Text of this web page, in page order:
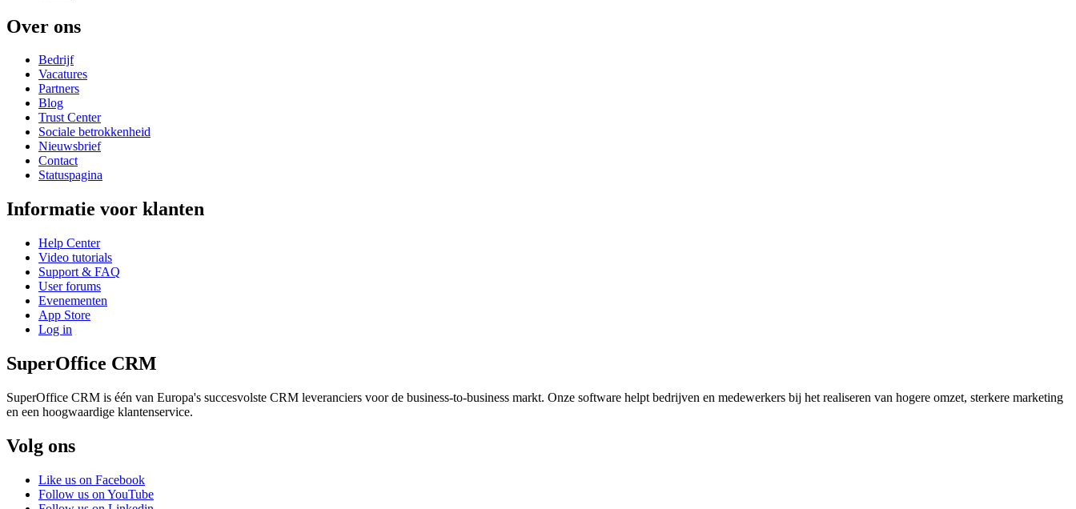
Over ons
Bedrijf
Vacatures
Partners
Blog
Trust Center
Sociale betrokkenheid
Nieuwsbrief
Contact
Statuspagina
Informatie voor klanten
Help Center
Video tutorials
Support & FAQ
User forums
Evenementen
App Store
Log in
SuperOffice CRM
SuperOffice CRM is één van Europa's succesvolste CRM leveranciers voor de business-to-business markt. Onze software helpt bedrijven en medewerkers bij het realiseren van hogere omzet, sterkere marketing
en een hoogwaardige klantenservice.
Volg ons
Like us on Facebook
Follow us on YouTube